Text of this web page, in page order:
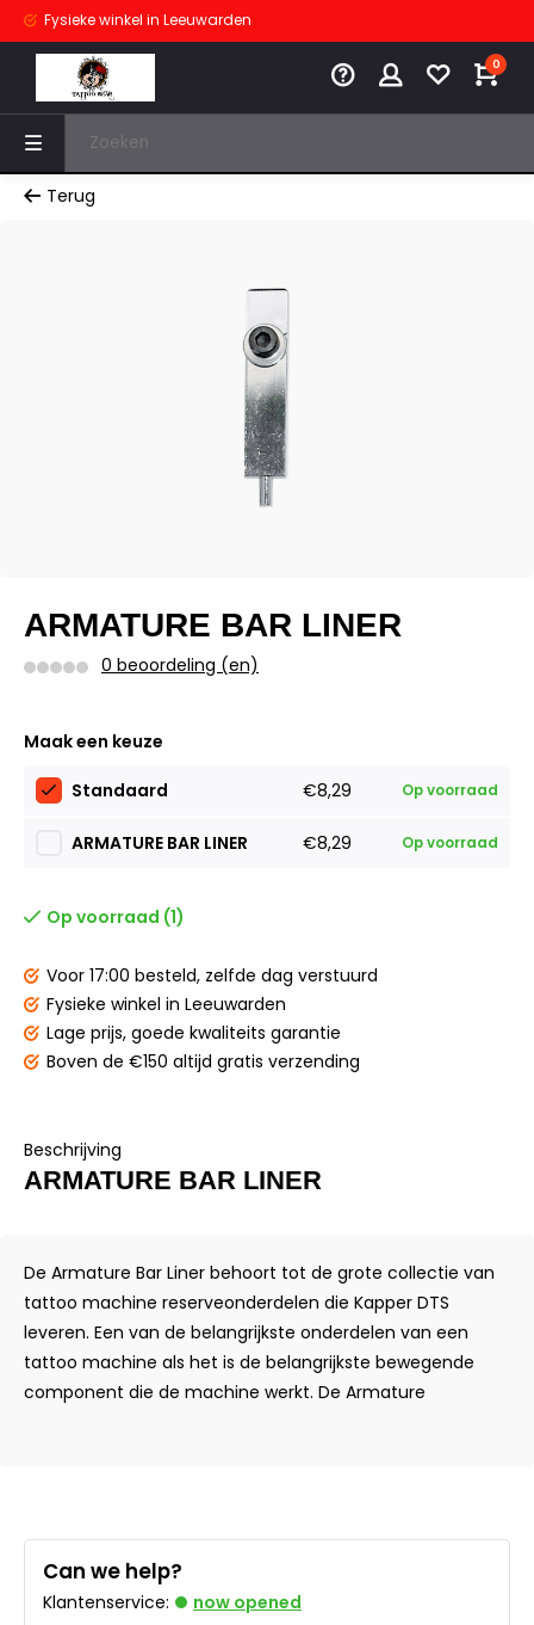
Fysieke winkel in Leeuwarden
0
Terug
ARMATURE BAR LINER
0 beoordeling (en)
Maak een keuze
Standaard €8,29 Op voorraad
ARMATURE BAR LINER €8,29 Op voorraad
Op voorraad (1)
Voor 17:00 besteld, zelfde dag verstuurd
Fysieke winkel in Leeuwarden
Lage prijs, goede kwaliteits garantie
Boven de €150 altijd gratis verzending
Beschrijving
ARMATURE BAR LINER
De Armature Bar Liner behoort tot de grote collectie van
tattoo machine reserveonderdelen die Kapper DTS
leveren. Een van de belangrijkste onderdelen van een
tattoo machine als het is de belangrijkste bewegende
component die de machine werkt. De Armature
Can we help?
Klantenservice: now opened